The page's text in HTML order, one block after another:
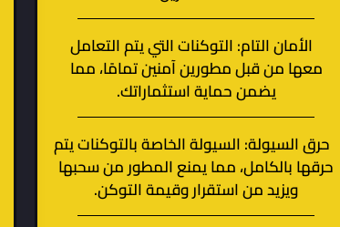
الأمان التام: التوكنات التي يتم التعامل
معها من قبل مطورين آمنين تمامًا، مما
يضمن حماية استثماراتك.
حرق السيولة: السيولة الخاصة بالتوكنات يتم
حرقها بالكامل، مما يمنع المطور من سحبها
ويزيد من استقرار وقيمة التوكن.